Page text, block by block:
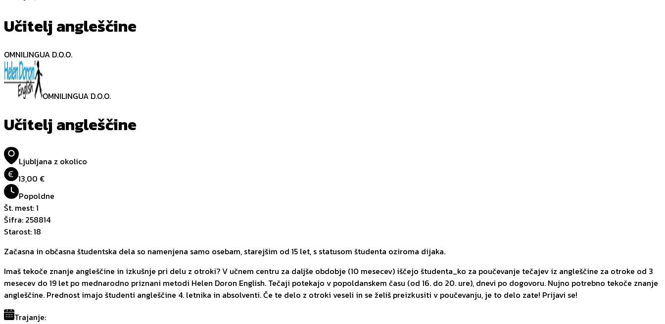
Učitelj angleščine
OMNILINGUA D.O.O.
OMNILINGUA D.O.O.
Učitelj angleščine
Ljubljana z okolico
€ 13,00 €
Popoldne
Št. mest:1
Šifra: 258814
Starost:18
Začasna in občasna študentska dela so namenjena samo osebam, starejšim od 15 let, s statusom študenta oziroma dijaka.
Imaš tekoče znanje angleščine in izkušnje pri delu z otroki? V učnem centru za daljše obdobje (10 mesecev) iščejo študenta_ko za poučevanje tečajev iz angleščine za otroke od 3
mesecev do 19 let po mednarodno priznani metodi Helen Doron English. Tečaji potekajo v popoldanskem času (od 16. do 20. ure), dnevi po dogovoru. Nujno potrebno tekoče znanje
angleščine. Prednost imajo študenti angleščine 4. letnika in absolventi. Če te delo z otroki veseli in se želiš preizkusiti v poučevanju, je to delo zate! Prijavi se!
Trajanje: